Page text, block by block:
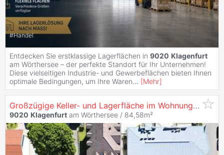
#Handel
Entdecken Sie erstklassige Lagerflächen in 9020 Klagenfurt
am Wörthersee – der perfekte Standort für Ihr Unternehmen!
Diese vielseitigen Industrie- und Gewerbeflächen bieten Ihnen
optimale Bedingungen, um Ihre Waren... [Mehr]
Großzügige Keller- und Lagerfläche im Wohnungseigentum in
9020 Klagenfurt am Wörthersee / 84,58m²